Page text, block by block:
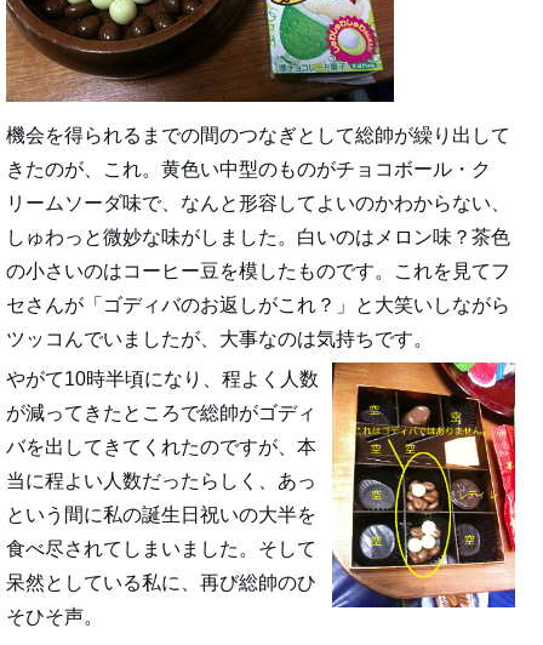
機会を得られるまでの間のつなぎとして総帥が繰り出して
きたのが、これ。黄色い中型のものがチョコボール・ク
リームソーダ味で、なんと形容してよいのかわからない、
しゅわっと微妙な味がしました。白いのはメロン味？茶色
の小さいのはコーヒー豆を模したものです。これを見てフ
セさんが「ゴディバのお返しがこれ？」と大笑いしながら
ツッコんでいましたが、大事なのは気持ちです。
やがて10時半頃になり、程よく人数
が減ってきたところで総帥がゴディ
バを出してきてくれたのですが、本
当に程よい人数だったらしく、あっ
という間に私の誕生日祝いの大半を
食べ尽されてしまいました。そして
呆然としている私に、再び総帥のひ
そひそ声。